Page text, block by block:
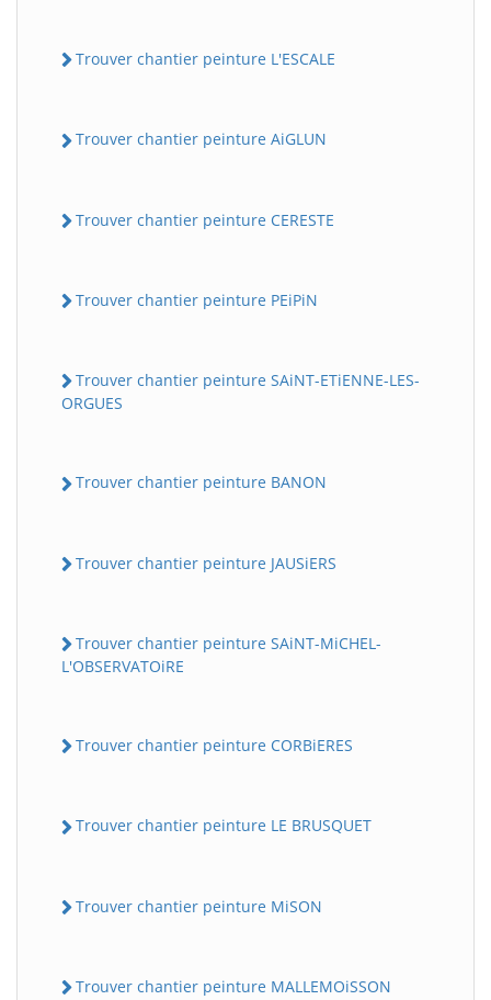
Trouver chantier peinture L'ESCALE
Trouver chantier peinture AiGLUN
Trouver chantier peinture CERESTE
Trouver chantier peinture PEiPiN
Trouver chantier peinture SAiNT-ETiENNE-LES-
ORGUES
Trouver chantier peinture BANON
Trouver chantier peinture JAUSiERS
Trouver chantier peinture SAiNT-MiCHEL-
L'OBSERVATOiRE
Trouver chantier peinture CORBiERES
Trouver chantier peinture LE BRUSQUET
Trouver chantier peinture MiSON
Trouver chantier peinture MALLEMOiSSON